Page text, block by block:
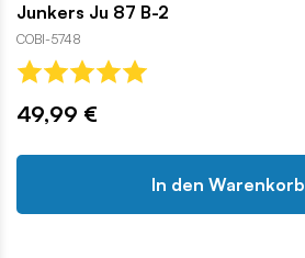
Junkers Ju 87 B-2
COBI-5748
49,99 €
In den Warenkorb